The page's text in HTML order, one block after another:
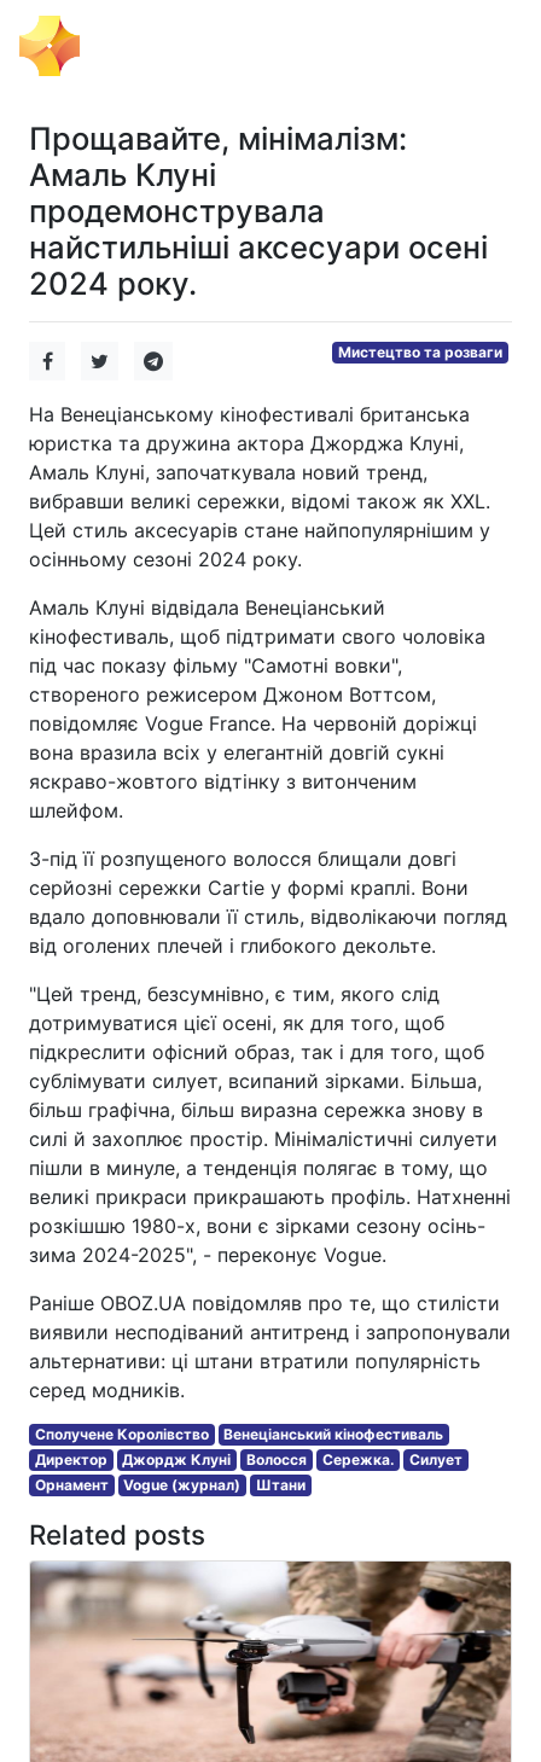
Прощавайте, мінімалізм:
Амаль Клуні
продемонструвала
найстильніші аксесуари осені
2024 року.
Мистецтво та розваги
На Венеціанському кінофестивалі британська
юристка та дружина актора Джорджа Клуні,
Амаль Клуні, започаткувала новий тренд,
вибравши великі сережки, відомі також як XXL.
Цей стиль аксесуарів стане найпопулярнішим у
осінньому сезоні 2024 року.
Амаль Клуні відвідала Венеціанський
кінофестиваль, щоб підтримати свого чоловіка
під час показу фільму "Самотні вовки",
створеного режисером Джоном Воттсом,
повідомляє Vogue France. На червоній доріжці
вона вразила всіх у елегантній довгій сукні
яскраво-жовтого відтінку з витонченим
шлейфом.
З-під її розпущеного волосся блищали довгі
серйозні сережки Cartie у формі краплі. Вони
вдало доповнювали її стиль, відволікаючи погляд
від оголених плечей і глибокого декольте.
"Цей тренд, безсумнівно, є тим, якого слід
дотримуватися цієї осені, як для того, щоб
підкреслити офісний образ, так і для того, щоб
сублімувати силует, всипаний зірками. Більша,
більш графічна, більш виразна сережка знову в
силі й захоплює простір. Мінімалістичні силуети
пішли в минуле, а тенденція полягає в тому, що
великі прикраси прикрашають профіль. Натхненні
розкішшю 1980-х, вони є зірками сезону осінь-
зима 2024-2025", - переконує Vogue.
Раніше OBOZ.UA повідомляв про те, що стилісти
виявили несподіваний антитренд і запропонували
альтернативи: ці штани втратили популярність
серед модників.
Сполучене Королівство
Венеціанський кінофестиваль
Директор
Джордж Клуні Волосся Сережка.
Силует
Орнамент
Vogue (журнал) Штани
Related posts